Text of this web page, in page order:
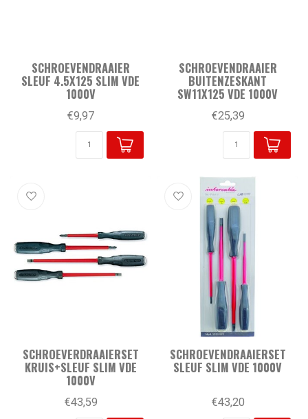
SCHROEVENDRAAIER
SLEUF 4.5X125 SLIM VDE
1000V
€9,97
SCHROEVENDRAAIER
BUITENZESKANT
SW11X125 VDE 1000V
€25,39
SCHROEVERDRAAIERSET
KRUIS+SLEUF SLIM VDE
1000V
€43,59
SCHROEVENDRAAIERSET
SLEUF SLIM VDE 1000V
€43,20